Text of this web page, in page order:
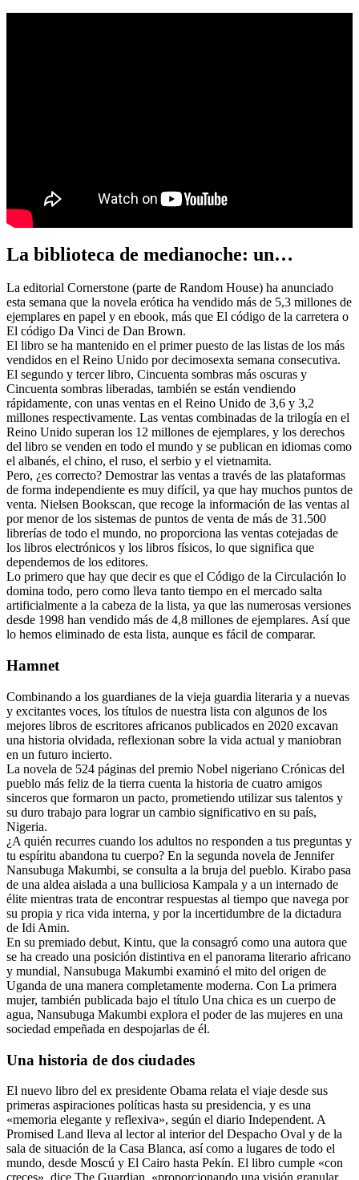
La biblioteca de medianoche: un…
La editorial Cornerstone (parte de Random House) ha anunciado
esta semana que la novela erótica ha vendido más de 5,3 millones de
ejemplares en papel y en ebook, más que El código de la carretera o
El código Da Vinci de Dan Brown.
El libro se ha mantenido en el primer puesto de las listas de los más
vendidos en el Reino Unido por decimosexta semana consecutiva.
El segundo y tercer libro, Cincuenta sombras más oscuras y
Cincuenta sombras liberadas, también se están vendiendo
rápidamente, con unas ventas en el Reino Unido de 3,6 y 3,2
millones respectivamente. Las ventas combinadas de la trilogía en el
Reino Unido superan los 12 millones de ejemplares, y los derechos
del libro se venden en todo el mundo y se publican en idiomas como
el albanés, el chino, el ruso, el serbio y el vietnamita.
Pero, ¿es correcto? Demostrar las ventas a través de las plataformas
de forma independiente es muy difícil, ya que hay muchos puntos de
venta. Nielsen Bookscan, que recoge la información de las ventas al
por menor de los sistemas de puntos de venta de más de 31.500
librerías de todo el mundo, no proporciona las ventas cotejadas de
los libros electrónicos y los libros físicos, lo que significa que
dependemos de los editores.
Lo primero que hay que decir es que el Código de la Circulación lo
domina todo, pero como lleva tanto tiempo en el mercado salta
artificialmente a la cabeza de la lista, ya que las numerosas versiones
desde 1998 han vendido más de 4,8 millones de ejemplares. Así que
lo hemos eliminado de esta lista, aunque es fácil de comparar.
Hamnet
Combinando a los guardianes de la vieja guardia literaria y a nuevas
y excitantes voces, los títulos de nuestra lista con algunos de los
mejores libros de escritores africanos publicados en 2020 excavan
una historia olvidada, reflexionan sobre la vida actual y maniobran
en un futuro incierto.
La novela de 524 páginas del premio Nobel nigeriano Crónicas del
pueblo más feliz de la tierra cuenta la historia de cuatro amigos
sinceros que formaron un pacto, prometiendo utilizar sus talentos y
su duro trabajo para lograr un cambio significativo en su país,
Nigeria.
¿A quién recurres cuando los adultos no responden a tus preguntas y
tu espíritu abandona tu cuerpo? En la segunda novela de Jennifer
Nansubuga Makumbi, se consulta a la bruja del pueblo. Kirabo pasa
de una aldea aislada a una bulliciosa Kampala y a un internado de
élite mientras trata de encontrar respuestas al tiempo que navega por
su propia y rica vida interna, y por la incertidumbre de la dictadura
de Idi Amin.
En su premiado debut, Kintu, que la consagró como una autora que
se ha creado una posición distintiva en el panorama literario africano
y mundial, Nansubuga Makumbi examinó el mito del origen de
Uganda de una manera completamente moderna. Con La primera
mujer, también publicada bajo el título Una chica es un cuerpo de
agua, Nansubuga Makumbi explora el poder de las mujeres en una
sociedad empeñada en despojarlas de él.
Una historia de dos ciudades
El nuevo libro del ex presidente Obama relata el viaje desde sus
primeras aspiraciones políticas hasta su presidencia, y es una
«memoria elegante y reflexiva», según el diario Independent. A
Promised Land lleva al lector al interior del Despacho Oval y de la
sala de situación de la Casa Blanca, así como a lugares de todo el
mundo, desde Moscú y El Cairo hasta Pekín. El libro cumple «con